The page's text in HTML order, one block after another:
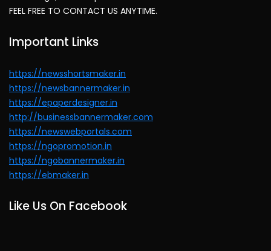
FEEL FREE TO CONTACT US ANYTIME.
Important Links
https://newsshortsmaker.in
https://newsbannermaker.in
https://epaperdesigner.in
http://businessbannermaker.com
https://newswebportals.com
https://ngopromotion.in
https://ngobannermaker.in
https://ebmaker.in
Like Us On Facebook